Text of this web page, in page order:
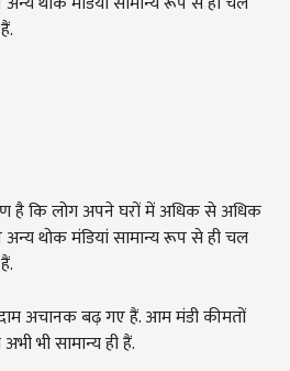
है कि लोग अपने घरों में अधिक से अधिक
थोक मंडियां सामान्य रूप से ही चल
अचानक बढ़ गए हैं. आम मंडी कीमतों
भी सामान्य ही हैं.